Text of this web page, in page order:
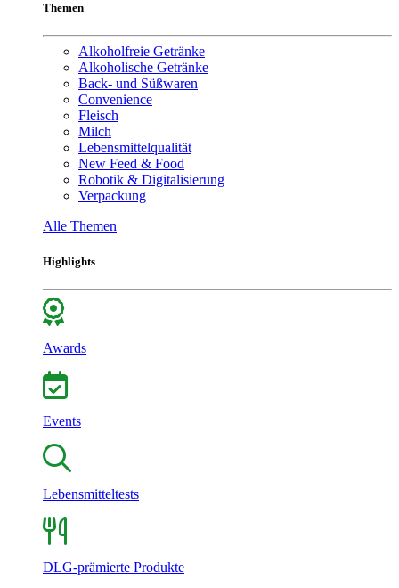
Themen
Alkoholfreie Getränke
Alkoholische Getränke
Back- und Süßwaren
Convenience
Fleisch
Milch
Lebensmittelqualität
New Feed & Food
Robotik & Digitalisierung
Verpackung
Alle Themen
Highlights
Awards
Events
Lebensmitteltests
DLG-prämierte Produkte